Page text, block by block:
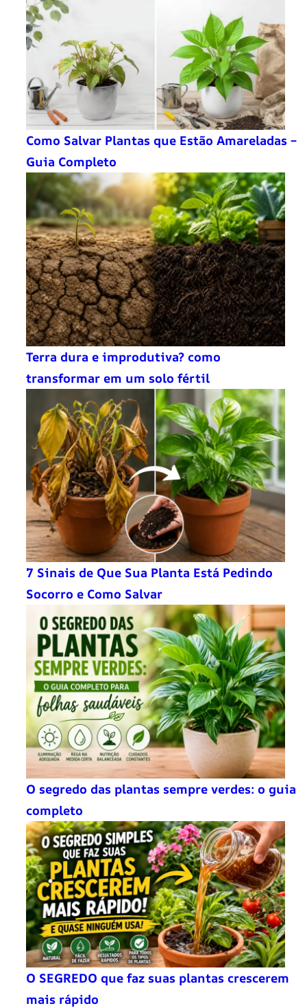
Como Salvar Plantas que Estão Amareladas –
Guia Completo
Terra dura e improdutiva? como
transformar em um solo fértil
7 Sinais de Que Sua Planta Está Pedindo
Socorro e Como Salvar
O segredo das plantas sempre verdes: o guia
completo
O SEGREDO que faz suas plantas crescerem
mais rápido